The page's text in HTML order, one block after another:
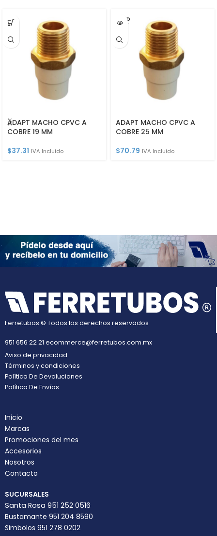
ADAPT MACHO CPVC A
COBRE 19 MM
$37.31 IVA Incluido
SOLD
OUT
ADAPT MACHO CPVC A
COBRE 25 MM
$70.79 IVA Incluido
Ferretubos © Todos los derechos reservados
951 656 22 21 ecommerce@ferretubos.com.mx
Aviso de privacidad
Términos y condiciones
Política De Devoluciones
Política De Envíos
Inicio
Marcas
Promociones del mes
Accesorios
Nosotros
Contacto
SUCURSALES
Santa Rosa 951 252 0516
Bustamante 951 204 8590
Simbolos 951 278 0202